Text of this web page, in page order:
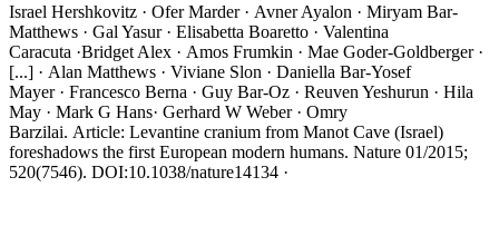
Israel Hershkovitz · Ofer Marder · Avner Ayalon · Miryam Bar-
Matthews · Gal Yasur · Elisabetta Boaretto · Valentina
Caracuta ·Bridget Alex · Amos Frumkin · Mae Goder-Goldberger ·
[...] · Alan Matthews · Viviane Slon · Daniella Bar-Yosef
Mayer · Francesco Berna · Guy Bar-Oz · Reuven Yeshurun · Hila
May · Mark G Hans· Gerhard W Weber · Omry
Barzilai. Article: Levantine cranium from Manot Cave (Israel)
foreshadows the first European modern humans. Nature 01/2015;
520(7546). DOI:10.1038/nature14134 ·